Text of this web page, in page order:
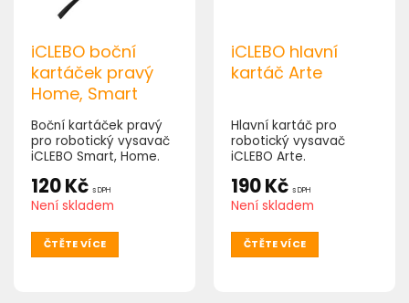
iCLEBO boční
kartáček pravý
Home, Smart
Boční kartáček pravý
pro robotický vysavač
iCLEBO Smart, Home.
120Kč s DPH
Není skladem
ČTĚTE VÍCE
iCLEBO hlavní
kartáč Arte
Hlavní kartáč pro
robotický vysavač
iCLEBO Arte.
190Kč s DPH
Není skladem
ČTĚTE VÍCE